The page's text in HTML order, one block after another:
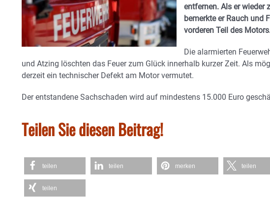
entfernen. Als er wieder
bemerkte er Rauch und
vorderen Teil des
Die alarmierten
und Atzing löschten das Feuer zum Glück innerhalb kurzer Zeit. Als
derzeit ein technischer Defekt am Motor vermutet.
Der entstandene Sachschaden wird auf mindestens 15.000 Euro
Teilen Sie diesen Beitrag!
teilen teilen merken teilen
teilen